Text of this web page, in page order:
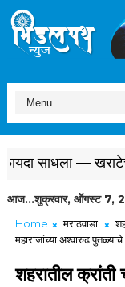
साधला — खराटेचा
आज...शुक्रवार, ऑगस्ट 7,
Home मराठवाडा
महाराजांच्या अश्वारुढ
शहरातील